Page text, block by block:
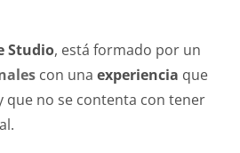
Studio, está formado por un
con una experiencia que
que no se contenta con tener